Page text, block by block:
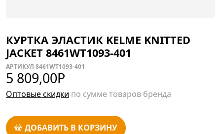
КУРТКА ЭЛАСТИК KELME KNITTED
JACKET 8461WT1093-401
АРТИКУЛ 8461WT1093-401
5 809,00Р
Оптовые скидки по сумме товаров бренда
ДОБАВИТЬ В КОРЗИНУ